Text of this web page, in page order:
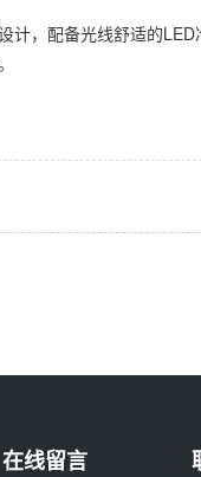
，配备光线舒适的LED
在线留言